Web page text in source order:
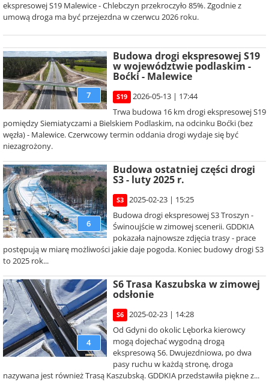
ekspresowej S19 Malewice - Chlebczyn przekroczyło 85%. Zgodnie z
umową droga ma być przejezdna w czerwcu 2026 roku.
7
Budowa drogi ekspresowej S19
w województwie podlaskim -
Boćki - Malewice
S19
2026-05-13 | 17:44
Trwa budowa 16 km drogi ekspresowej S19
pomiędzy Siemiatyczami a Bielskiem Podlaskim, na odcinku Boćki (bez
węzła) - Malewice. Czerwcowy termin oddania drogi wydaje się być
niezagrożony.
6
Budowa ostatniej części drogi
S3 - luty 2025 r.
S3
2025-02-23 | 15:25
Budowa drogi ekspresowej S3 Troszyn -
Świnoujście w zimowej scenerii. GDDKIA
pokazała najnowsze zdjęcia trasy - prace
postępują w miarę możliwości jakie daje pogoda. Koniec budowy drogi S3
to 2025 rok...
4
S6 Trasa Kaszubska w zimowej
odsłonie
S6
2025-02-23 | 14:28
Od Gdyni do okolic Lęborka kierowcy
mogą dojechać wygodną drogą
ekspresową S6. Dwujezdniowa, po dwa
pasy ruchu w każdą stronę, droga
nazywana jest również Trasą Kaszubską. GDDKIA przedstawiła piękne z...